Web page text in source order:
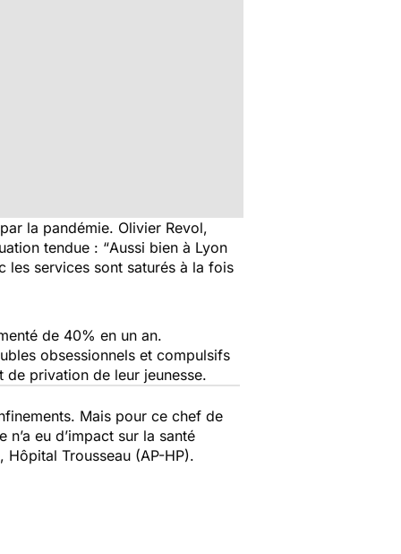
la pandémie. Olivier Revol,
tendue : “Aussi bien à Lyon
les services sont saturés à la fois
de 40% en un an.
obsessionnels et compulsifs
de privation de leur jeunesse.
Mais pour ce chef de
eu d’impact sur la santé
Trousseau (AP-HP).